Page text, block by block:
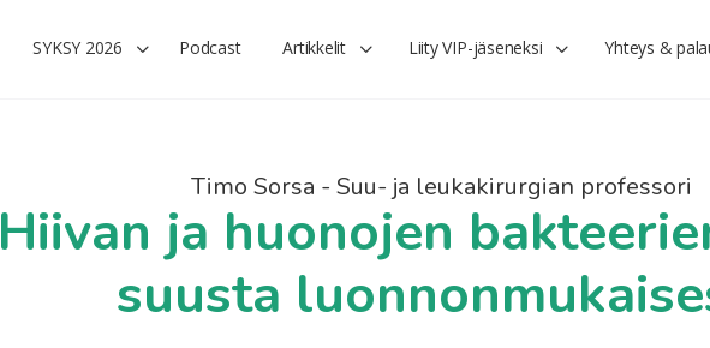
SYKSY 2026 Podcast Artikkelit Liity VIP-jäseneksi Yhteys &
Timo Sorsa - Suu- ja leukakirurgian professori
Hiivan ja huonojen
suusta